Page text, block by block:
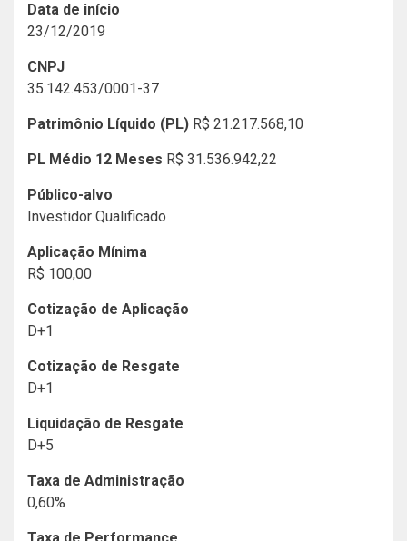
Data de início
23/12/2019
CNPJ
35.142.453/0001-37
Patrimônio Líquido (PL) R$ 21.217.568,10
PL Médio 12 Meses R$ 31.536.942,22
Público-alvo
Investidor Qualificado
Aplicação Mínima
R$ 100,00
Cotização de Aplicação
D+1
Cotização de Resgate
D+1
Liquidação de Resgate
D+5
Taxa de Administração
0,60%